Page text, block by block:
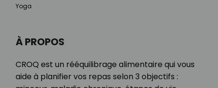
À PROPOS
CROQ est un rééquilibrage alimentaire qui vous
aide à planifier vos repas selon 3 objectifs :
Yoga